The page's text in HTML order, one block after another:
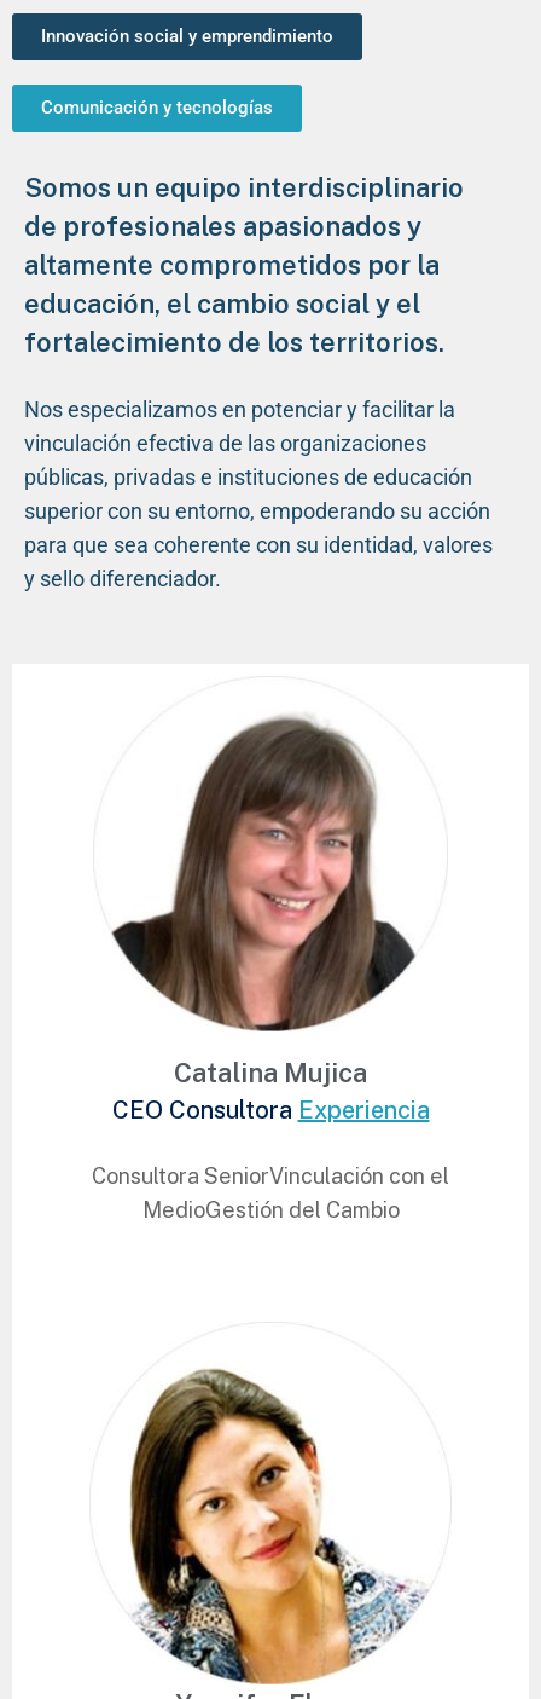
Innovación social y emprendimiento
Comunicación y tecnologías
Somos un equipo interdisciplinario
de profesionales apasionados y
altamente comprometidos por la
educación, el cambio social y el
fortalecimiento de los territorios.
Nos especializamos en potenciar y facilitar la
vinculación efectiva de las organizaciones
públicas, privadas e instituciones de educación
superior con su entorno, empoderando su acción
para que sea coherente con su identidad, valores
y sello diferenciador.
Catalina Mujica
CEO Consultora Experiencia
Consultora SeniorVinculación con el
MedioGestión del Cambio